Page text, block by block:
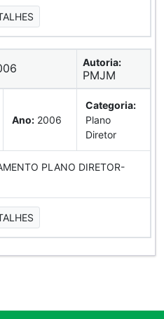
Autoria:
PMJM
Ano: 2006
Categoria:
Plano
Diretor
PLANO DIRETOR-